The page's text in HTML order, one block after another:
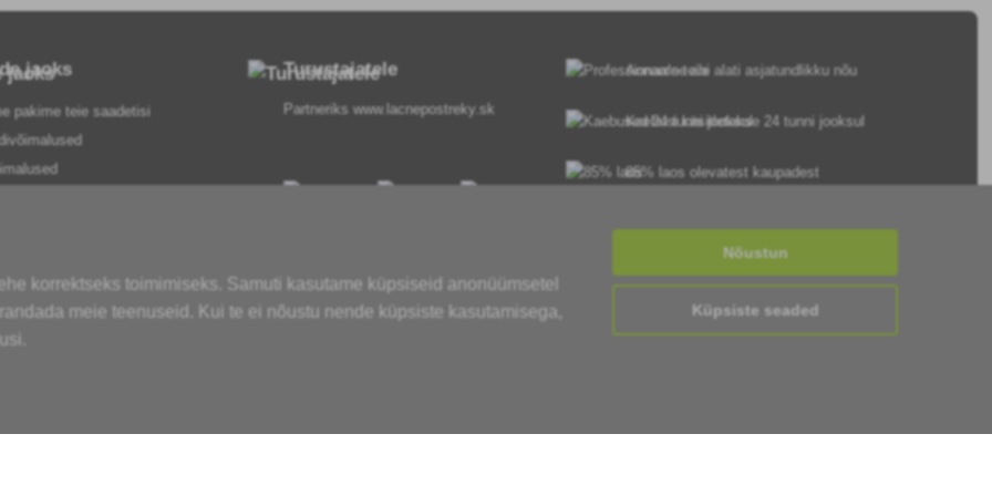
tundlikele taimedele.
jaoks
pakime teie saadetisi
teenustest
Turustajatele
Partnerikswww.lacnepostreky.sk
Anname teile alati asjatundlikku nõu
Kaebusi käsitletakse 24 tunni jooksul
85% laos olevatest kaupadest
korrektseks toimimiseks. Samuti kasutame küpsiseid anonüümsetel
meie teenuseid. Kui te ei nõustu nende küpsiste kasutamisega,
Nõustun
Küpsiste seaded